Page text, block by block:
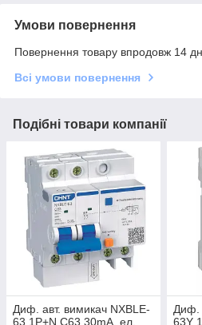
Умови повернення
Повернення товару впродовж 14
Всі умови повернення
Подібні товари компанії
Диф. авт. вимикач NXBLE-
63 1P+N C63 30mA, ел.
Диф.
63Y